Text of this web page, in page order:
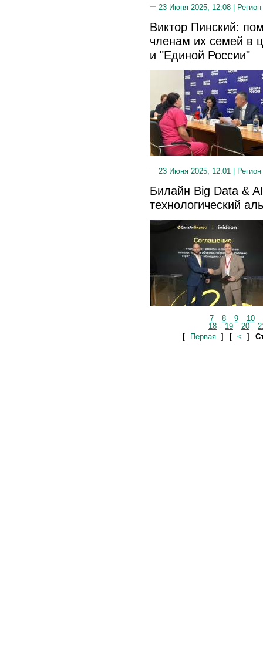
23 Июня 2025, 12:08 |
Виктор Пинский:
членам их семей в
и "Единой России"
23 Июня 2025, 12:01 |
Билайн Big Data &
технологический
7 8 9
10
18
19 20
[
Первая ] [ < ]